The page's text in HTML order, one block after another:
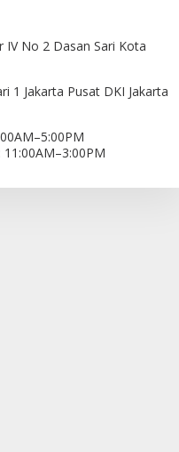
IV No 2 Dasan Sari Kota
1 Jakarta Pusat DKI Jakarta